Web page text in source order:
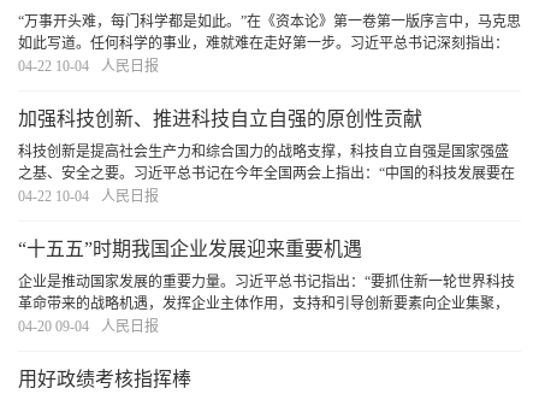
“万事开头难，每门科学都是如此。”在《资本论》第一卷第一版序言中，马克思
如此写道。任何科学的事业，难就难在走好第一步。习近平总书记深刻指出：
“第一步走错了就不行。如果抱着当官谋利的想法，那做的一切事情都不会对。”
04-22 10-04 人民日报
加强科技创新、推进科技自立自强的原创性贡献
科技创新是提高社会生产力和综合国力的战略支撑，科技自立自强是国家强盛
之基、安全之要。习近平总书记在今年全国两会上指出：“中国的科技发展要在
国际上开展合作的同时，坚持独立自主、自立自强，更好承担起我们的历史责
04-22 10-04 人民日报
“十五五”时期我国企业发展迎来重要机遇
企业是推动国家发展的重要力量。习近平总书记指出：“要抓住新一轮世界科技
革命带来的战略机遇，发挥企业主体作用，支持和引导创新要素向企业集聚，
不断增强企业创新动力、创新活力、创新实力。”“十五五”规划纲要确定了未来
04-20 09-04 人民日报
用好政绩考核指挥棒